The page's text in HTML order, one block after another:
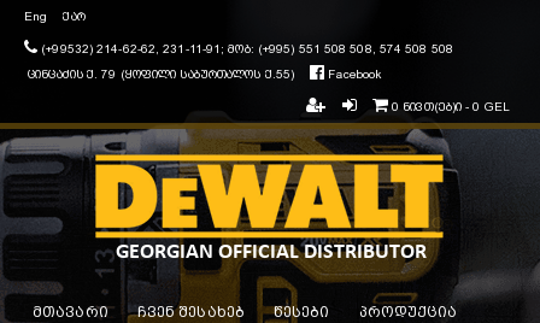
Eng ქარ
(+99532) 214-62-62, 231-11-91; მობ: (+995) 551 508 508, 574 508 508
ცინცაძის ქ. 79 (ყოფილი საბურთალოს ქ.55)
Facebook
0 ნივთ(ებ)ი - 0 GEL
მთავარი ჩვენ შესახებ წესები
პროდუქცია